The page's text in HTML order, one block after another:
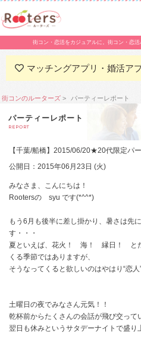
街コン・恋活をカジュアルに。街コン・恋
マッチングアプリ・婚活ア
街コンのルーターズ パーティーレポート
パーティーレポート
REPORT
【千葉/船橋】2015/06/20★20代限定パ
公開日：2015年06月23日 (火)
みなさま、こんにちは！
Rootersの syu です(*^^*)
もう6月も後半に差し掛かり、暑さは先
す・・・
夏といえば、花火！ 海！ 縁日！ とた
くる季節ではありますが、
そうなってくると欲しいのはやはり“恋
土曜日の夜でみなさん元気！！
乾杯前からたくさんの会話が飛び交って
翌日も休みというサタデーナイトで盛